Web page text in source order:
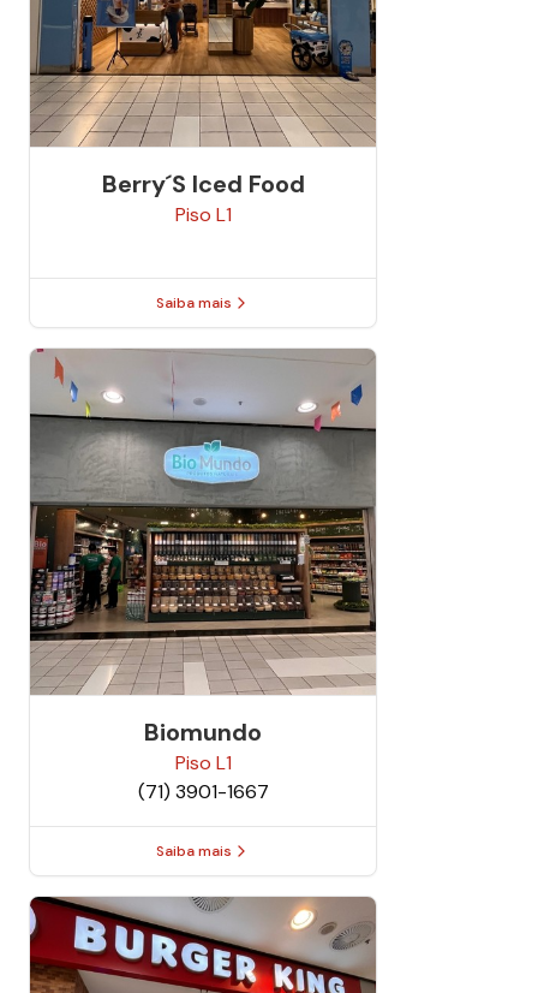
Berry´s Iced Food
Piso L1
Saiba mais
Biomundo
Piso L1
(71) 3901-1667
Saiba mais